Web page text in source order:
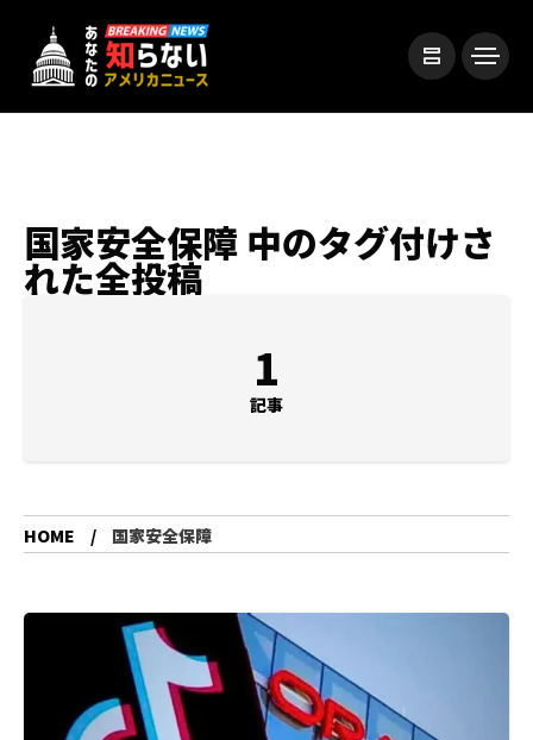
国家安全保障 中のタグ付けさ
れた全投稿
1
記事
HOME 国家安全保障